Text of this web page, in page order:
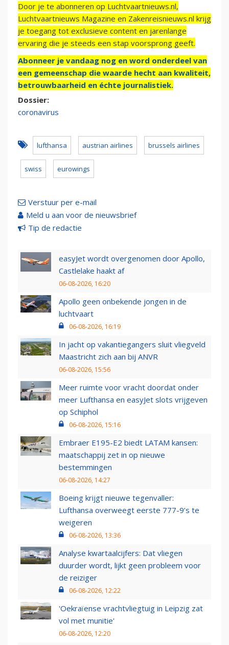
Door je te abonneren op Luchtvaartnieuws.nl,
Luchtvaartnieuws Magazine en Zakenreisnieuws.nl krijg
je toegang tot exclusieve content en jarenlange
ervaring die je steeds een stap voorsprong geeft.
Abonneer je vandaag nog en word onderdeel van
een gemeenschap die waarde hecht aan kwaliteit,
betrouwbaarheid en échte journalistiek.
Dossier:
coronavirus
lufthansa austrian airlines brussels airlines
swiss eurowings
Verstuur per e-mail
Meld u aan voor de nieuwsbrief
Tip de redactie
easyJet wordt overgenomen door Apollo,
Castlelake haakt af
06-08-2026, 16:20
Apollo geen onbekende jongen in de
luchtvaart
06-08-2026, 16:19
In jacht op vakantiegangers sluit vliegveld
Maastricht zich aan bij ANVR
06-08-2026, 15:56
Meer ruimte voor vracht doordat onder
meer Lufthansa en easyJet slots vrijgeven
op Schiphol
06-08-2026, 15:16
Embraer E195-E2 biedt LATAM kansen:
maatschappij zet in op nieuwe
bestemmingen
06-08-2026, 14:27
Boeing krijgt nieuwe tegenvaller:
Lufthansa overweegt eerste 777-9’s te
weigeren
06-08-2026, 13:36
Analyse kwartaalcijfers: Dat vliegen
duurder wordt, lijkt geen probleem voor
de reiziger
06-08-2026, 12:22
'Oekraïense vrachtvliegtuig in Leipzig zat
vol met munitie'
06-08-2026, 12:20